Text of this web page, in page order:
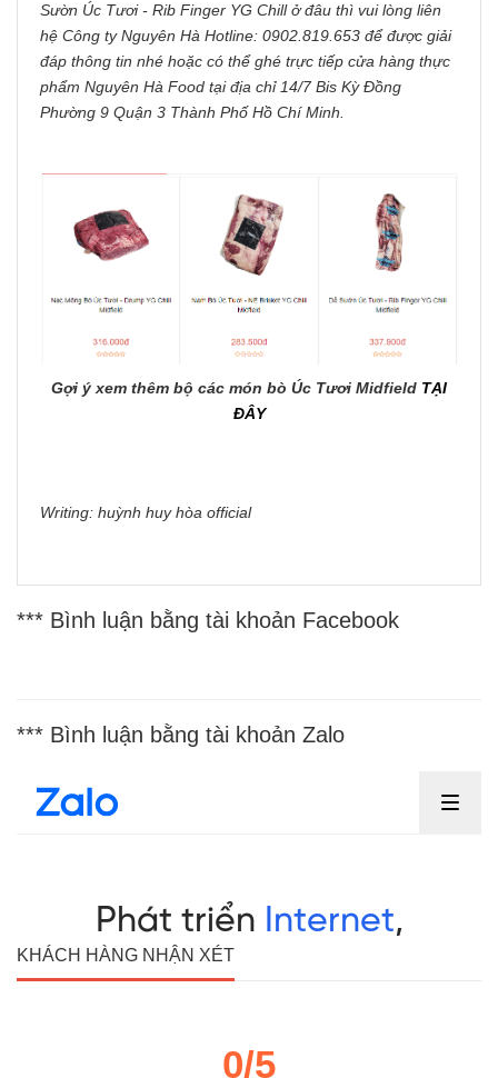
Sườn Úc Tươi - Rib Finger YG Chill ở đâu thì vui lòng liên
hệ Công ty Nguyên Hà Hotline: 0902.819.653 để được giải
đáp thông tin nhé hoặc có thể ghé trực tiếp cửa hàng thực
phẩm Nguyên Hà Food tại địa chỉ 14/7 Bis Kỳ Đồng
Phường 9 Quận 3 Thành Phố Hồ Chí Minh.
Gợi ý xem thêm bộ các món bò Úc Tươi Midfield TẠI
ĐÂY
Writing: huỳnh huy hòa official
*** Bình luận bằng tài khoản Facebook
*** Bình luận bằng tài khoản Zalo
KHÁCH HÀNG NHẬN XÉT
0/5